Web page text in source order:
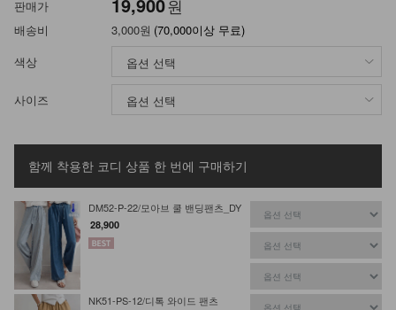
판매가 원
배송비 3,000원 (70,000이상 무료)
색상
사이즈
함께 착용한 코디 상품 한 번에 구매하기
DM52-P-22/모아브 쿨 밴딩팬츠_DY
28,900
NK51-PS-12/디톡 와이드 팬츠